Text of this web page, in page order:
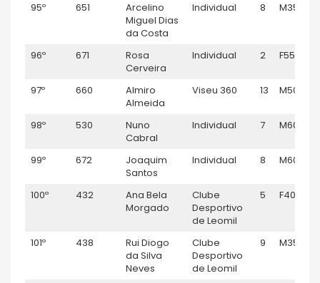
95º 651
Arcelino
Miguel Dias
da Costa
Individual 8 M35
96º 671
Rosa
Cerveira
Individual 2 F55
97º 660
Almiro
Almeida
Viseu 360 13 M50
98º 530
Nuno
Cabral
Individual 7 M60
99º 672
Joaquim
Santos
Individual 8 M60
100º 432
Ana Bela
Morgado
Clube
Desportivo
de Leomil
5 F40
101º 438
Rui Diogo
da Silva
Neves
Clube
Desportivo
de Leomil
9 M35